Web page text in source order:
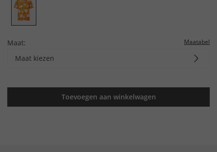
Maat: Maatabel
Maat kiezen
Toevoegen aan winkelwagen